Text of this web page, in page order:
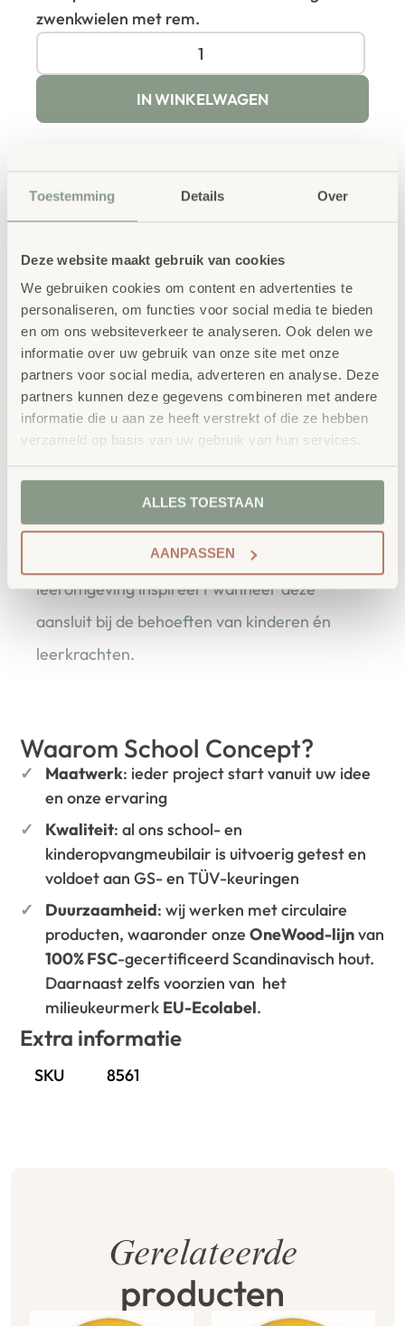
Toestemming Details Over
Deze website maakt gebruik van cookies
We gebruiken cookies om content en advertenties te
personaliseren, om functies voor social media te bieden
en om ons websiteverkeer te analyseren. Ook delen we
informatie over uw gebruik van onze site met onze
partners voor social media, adverteren en analyse. Deze
partners kunnen deze gegevens combineren met andere
informatie die u aan ze heeft verstrekt of die ze hebben
verzameld op basis van uw gebruik van hun services.
ALLES TOESTAAN
AANPASSEN
zwenkwielen met rem.
IN WINKELWAGEN
Productbeschrijving
De Droogwagen XL is ideaal voor het drogen van
tekeningen, schilderijen en knutselwerken. De ruime
roosters bieden plaats aan meerdere werken tegelijk.
Dankzij de wielen is de wagen eenvoudig te verplaatsen
tussen klaslokalen.
Vertrouwdbestellen bij School
School Concept is de specialist in
onderwijsmeubilair. Wij geloven dat een
leeromgeving inspireert wanneer deze
aansluit bij de behoeften van kinderen én
leerkrachten.
Waarom School Concept?
Maatwerk: ieder project start vanuit uw idee
en onze ervaring
Kwaliteit: al ons school- en
kinderopvangmeubilair is uitvoerig getest en
voldoet aan GS- en TÜV-keuringen
Duurzaamheid: wij werken met circulaire
producten, waaronder onzeOneWood-lijnvan
100% FSC-gecertificeerd Scandinavisch hout.
Daarnaast zelfs voorzien van het
milieukeurmerk EU-Ecolabel.
Extra informatie
SKU 8561
Gerelateerde
producten